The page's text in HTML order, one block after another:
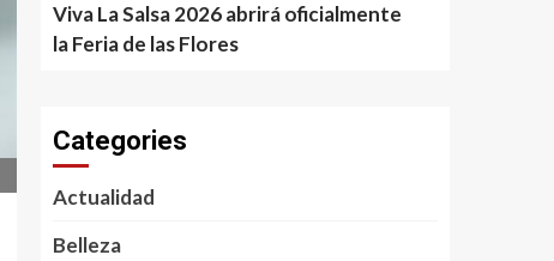
Viva La Salsa 2026 abrirá oficialmente
la Feria de las Flores
Categories
Actualidad
Belleza